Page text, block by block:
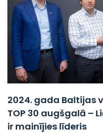
2024. gada Baltijas
TOP 30 augšgalā –
ir mainījies līderis